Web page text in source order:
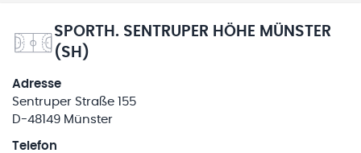
SPORTH. SENTRUPER HÖHE MÜNSTER
(SH)
Adresse
Sentruper Straße 155
D-48149 Münster
Telefon